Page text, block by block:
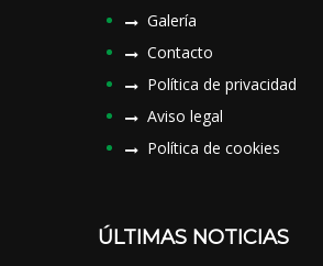
Galería
Contacto
Política de privacidad
Aviso legal
Política de cookies
ÚLTIMAS NOTICIAS